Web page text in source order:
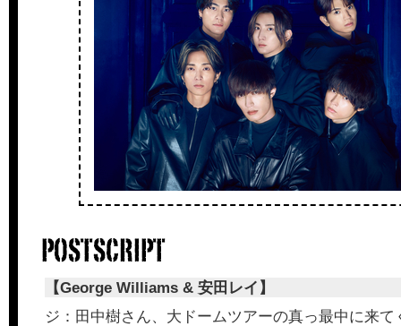
【George Williams & 安田レイ】
ジ：田中樹さん、大ドームツアーの真っ最中に来て